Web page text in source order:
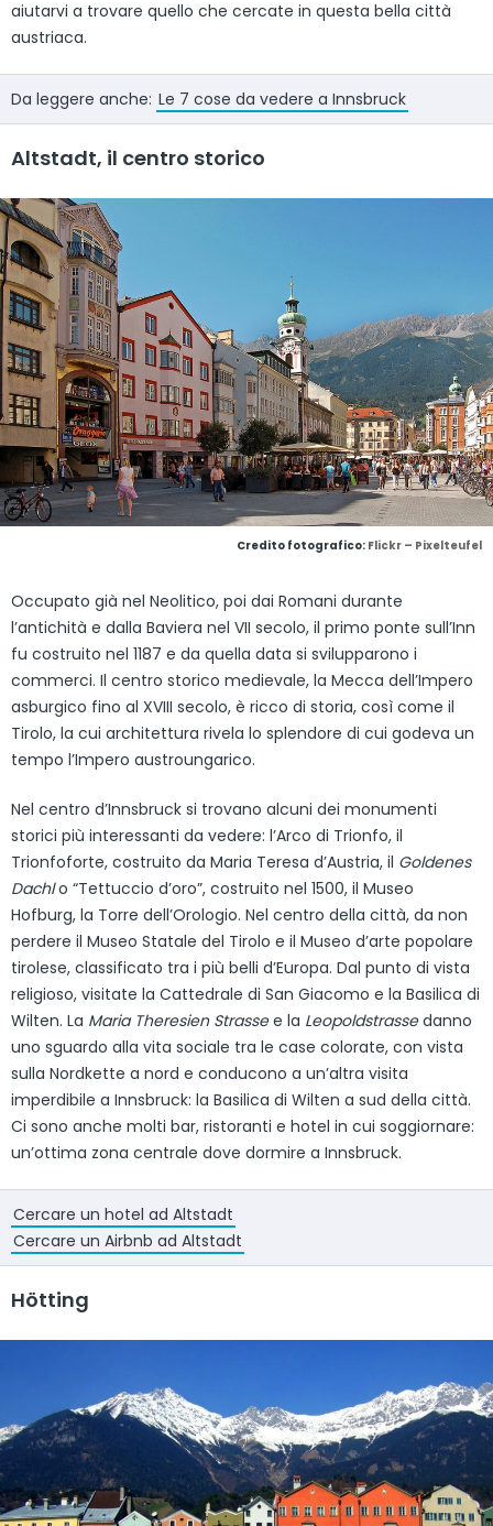
aiutarvi a trovare quello che cercate in questa bella città
austriaca.
Da leggere anche: Le 7 cose da vedere a Innsbruck
Altstadt, il centro storico
Credito fotografico: Flickr – Pixelteufel
Occupato già nel Neolitico, poi dai Romani durante
l’antichità e dalla Baviera nel VII secolo, il primo ponte sull’Inn
fu costruito nel 1187 e da quella data si svilupparono i
commerci. Il centro storico medievale, la Mecca dell’Impero
asburgico fino al XVIII secolo, è ricco di storia, così come il
Tirolo, la cui architettura rivela lo splendore di cui godeva un
tempo l’Impero austroungarico.
Nel centro d’Innsbruck si trovano alcuni dei monumenti
storici più interessanti da vedere: l’Arco di Trionfo, il
Trionfoforte, costruito da Maria Teresa d’Austria, il Goldenes
Dachlo “Tettuccio d’oro”, costruito nel 1500, il Museo
Hofburg, la Torre dell’Orologio. Nel centro della città, da non
perdere il Museo Statale del Tirolo e il Museo d’arte popolare
tirolese, classificato tra i più belli d’Europa. Dal punto di vista
religioso, visitate la Cattedrale di San Giacomo e la Basilica di
Wilten. La Maria Theresien Strassee la Leopoldstrassedanno
uno sguardo alla vita sociale tra le case colorate, con vista
sulla Nordkette a nord e conducono a un’altra visita
imperdibile a Innsbruck: la Basilica di Wilten a sud della città.
Ci sono anche molti bar, ristoranti e hotel in cui soggiornare:
un’ottima zona centrale dove dormire a Innsbruck.
Cercare un hotel ad Altstadt
Cercare un Airbnb ad Altstadt
Hötting